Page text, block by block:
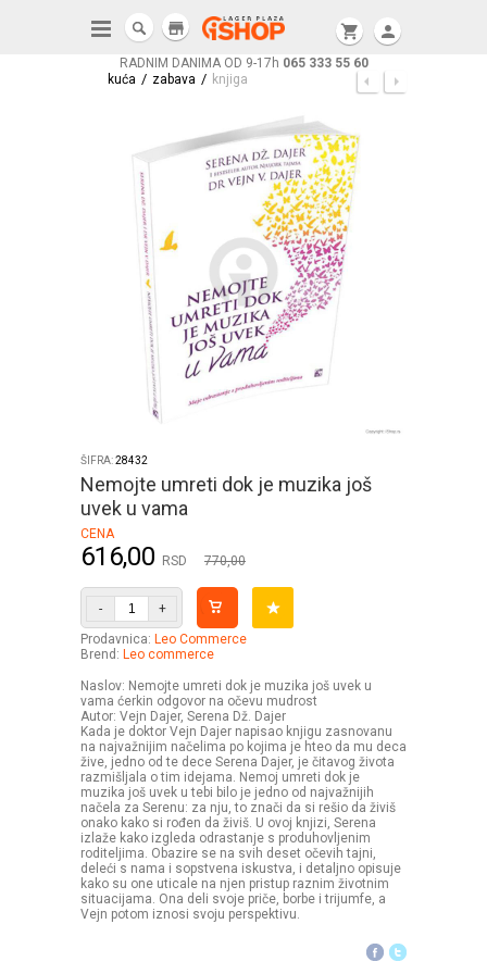
RADNIM DANIMA OD 9-17h 065 333 55 60
shopping_cart person
store
kuća / zabava / knjiga
ŠIFRA:28432
Nemojte umreti dok je muzika još
uvek u vama
CENA
616,00 RSD 770,00
-
+
Prodavnica: Leo Commerce
Brend: Leo commerce
Naslov: Nemojte umreti dok je muzika još uvek u
vama ćerkin odgovor na očevu mudrost
Autor: Vejn Dajer, Serena Dž. Dajer
Kada je doktor Vejn Dajer napisao knjigu zasnovanu
na najvažnijim načelima po kojima je hteo da mu deca
žive, jedno od te dece Serena Dajer, je čitavog života
razmišljala o tim idejama. Nemoj umreti dok je
muzika još uvek u tebi bilo je jedno od najvažnijih
načela za Serenu: za nju, to znači da si rešio da živiš
onako kako si rođen da živiš. U ovoj knjizi, Serena
izlaže kako izgleda odrastanje s produhovljenim
roditeljima. Obazire se na svih deset očevih tajni,
deleći s nama i sopstvena iskustva, i detaljno opisuje
kako su one uticale na njen pristup raznim životnim
situacijama. Ona deli svoje priče, borbe i trijumfe, a
Vejn potom iznosi svoju perspektivu.